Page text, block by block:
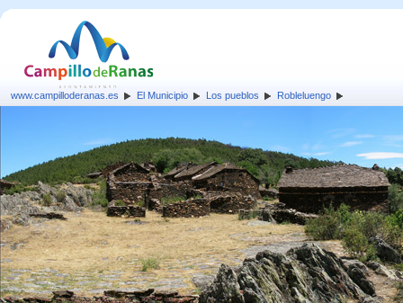
www.campilloderanas.es El Municipio Los pueblos Robleluengo